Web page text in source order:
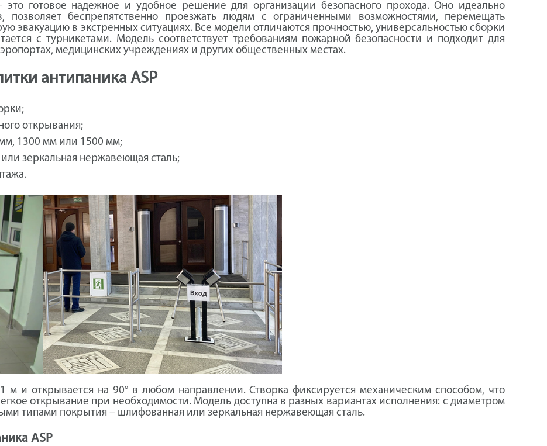
это готовое надежное и удобное решение для организации безопасного прохода. Оно идеально
позволяет беспрепятственно проезжать людям с ограниченными возможностями, перемещать
эвакуацию в экстренных ситуациях. Все модели отличаются прочностью, универсальностью сборки
с турникетами. Модель соответствует требованиям пожарной безопасности и подходит для
медицинских учреждениях и других общественных местах.
антипаника ASP
открывания;
1300 мм или 1500 мм;
зеркальная нержавеющая сталь;
м и открывается на 90° в любом направлении. Створка фиксируется механическим способом, что
открывание при необходимости. Модель доступна в разных вариантах исполнения: с диаметром
типами покрытия – шлифованная или зеркальная нержавеющая сталь.
ASP